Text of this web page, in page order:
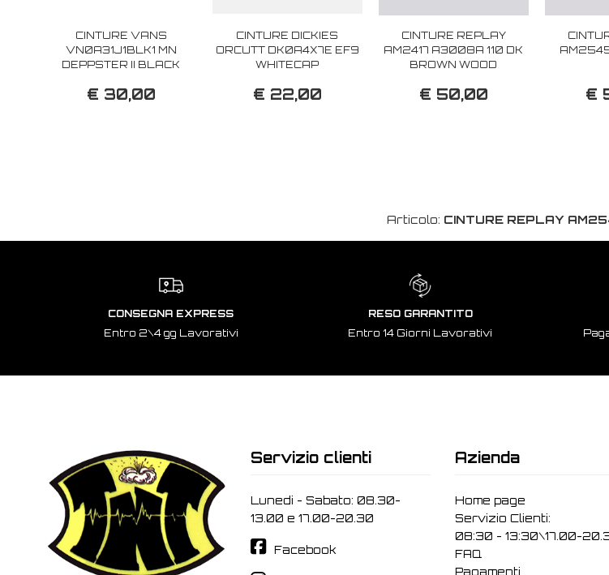
CINTURE VANS
VN0A31J1BLK1 MN
DEPPSTER II BLACK
€ 30,00
CINTURE DICKIES
ORCUTT DK0A4X7E EF9
WHITECAP
€ 22,00
CINTURE REPLAY
AM2417 A3008A 110 DK
BROWN WOOD
€ 50,00 €
Articolo: CINTURE REPLAY
CONSEGNA EXPRESS
Entro 2\4 gg Lavorativi
RESO GARANTITO
Entro 14 Giorni Lavorativi
Servizio clienti
Lunedi - Sabato: 08.30-
13.00 e 17.00-20.30
Facebook
Azienda
Home page
Servizio Clienti:
08:30 - 13:30\17.00-
FAQ
Pagamenti